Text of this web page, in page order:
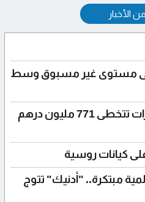
الأخبار
إلى مستوى غير مسبوق وسط
رأس الخيمة تجذب استثمارات تتخطى 771 مليون درهم
كيانات روسية
مبتكرة.. "أدنيك" تتوج